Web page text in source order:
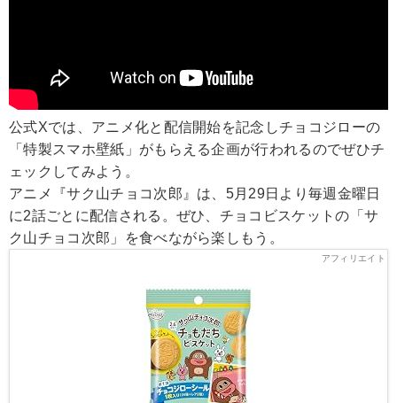
公式Xでは、アニメ化と配信開始を記念しチョコジローの
「特製スマホ壁紙」がもらえる企画が行われるのでぜひチ
ェックしてみよう。
アニメ『サク山チョコ次郎』は、5月29日より毎週金曜日
に2話ごとに配信される。ぜひ、チョコビスケットの「サ
ク山チョコ次郎」を食べながら楽しもう。